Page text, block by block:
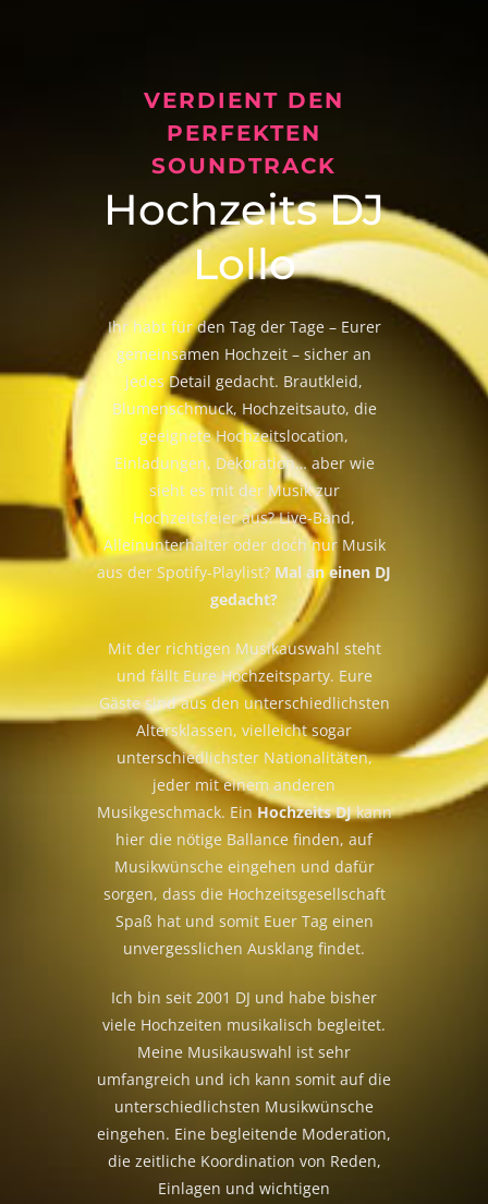
VERDIENT DEN
PERFEKTEN
SOUNDTRACK
Hochzeits DJ
Lollo
Ihr habt für den Tag der Tage – Eurer
gemeinsamen Hochzeit – sicher an
jedes Detail gedacht. Brautkleid,
Blumenschmuck, Hochzeitsauto, die
geeignete Hochzeitslocation,
Einladungen, Dekoration… aber wie
sieht es mit der Musik zur
Hochzeitsfeier aus? Live-Band,
Alleinunterhalter oder doch nur Musik
aus der Spotify-Playlist? Mal an einen DJ
gedacht?
Mit der richtigen Musikauswahl steht
und fällt Eure Hochzeitsparty. Eure
Gäste sind aus den unterschiedlichsten
Altersklassen, vielleicht sogar
unterschiedlichster Nationalitäten,
jeder mit einem anderen
Musikgeschmack. Ein Hochzeits DJkann
hier die nötige Ballance finden, auf
Musikwünsche eingehen und dafür
sorgen, dass die Hochzeitsgesellschaft
Spaß hat und somit Euer Tag einen
unvergesslichen Ausklang findet.
Ich bin seit 2001 DJ und habe bisher
viele Hochzeiten musikalisch begleitet.
Meine Musikauswahl ist sehr
umfangreich und ich kann somit auf die
unterschiedlichsten Musikwünsche
eingehen. Eine begleitende Moderation,
die zeitliche Koordination von Reden,
Einlagen und wichtigen